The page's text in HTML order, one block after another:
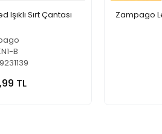
Sırt Çantası
B
TL
Zampago